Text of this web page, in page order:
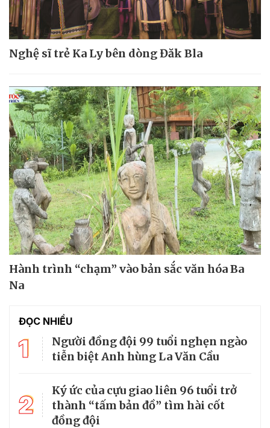
Nghệ sĩ trẻ Ka Ly bên dòng Đăk Bla
Hành trình “chạm” vào bản sắc văn hóa Ba
Na
ĐỌC NHIỀU
1
Người đồng đội 99 tuổi nghẹn ngào
tiễn biệt Anh hùng La Văn Cầu
2
Ký ức của cựu giao liên 96 tuổi trở
thành “tấm bản đồ” tìm hài cốt
đồng đội